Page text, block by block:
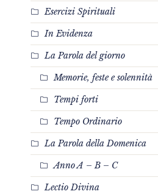
Esercizi Spirituali
In Evidenza
La Parola del giorno
Memorie, feste e solennità
Tempi forti
Tempo Ordinario
La Parola della Domenica
Anno A – B – C
Lectio Divina